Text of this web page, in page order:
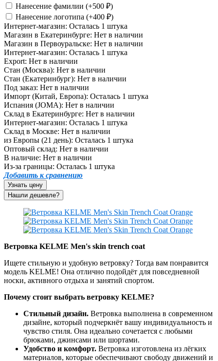
Нанесение фамилии (+500 ₽)
Нанесение логотипа (+400 ₽)
Интернет-магазин: Осталась 1 штука
Магазин в Екатеринбурге: Нет в наличии
Магазин в Первоуральске: Нет в наличии
Интернет-магазин: Осталась 1 штука
Export: Нет в наличии
Стан (Москва): Нет в наличии
Стан (Екатеринбург): Нет в наличии
Под заказ: Нет в наличии
Импорт (Китай, Европа): Осталась 1 штука
Испания (JOMA): Нет в наличии
Склад в Екатеринбурге: Нет в наличии
Интернет-магазин: Осталась 1 штука
Склад в Москве: Нет в наличии
из Европы (21 день): Осталась 1 штука
Оптовый склад: Нет в наличии
В наличие: Нет в наличии
Из-за границы: Осталась 1 штука
Добавить к сравнению
Узнать цену
Ветровка KELME Men's skin trench coat
Ищете стильную и удобную ветровку? Тогда вам понравится
модель KELME! Она отлично подойдёт для повседневной
носки, активного отдыха и занятий спортом.
Почему стоит выбрать ветровку KELME?
Стильный дизайн. Ветровка выполнена в современном
дизайне, который подчеркнёт вашу индивидуальность и
чувство стиля. Она идеально сочетается с любыми
брюками, джинсами или шортами.
Удобство и комфорт. Ветровка изготовлена из лёгких
материалов, которые обеспечивают свободу движений и